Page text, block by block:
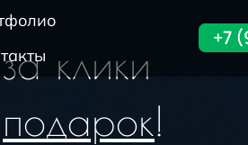
+7
клики
подарок!